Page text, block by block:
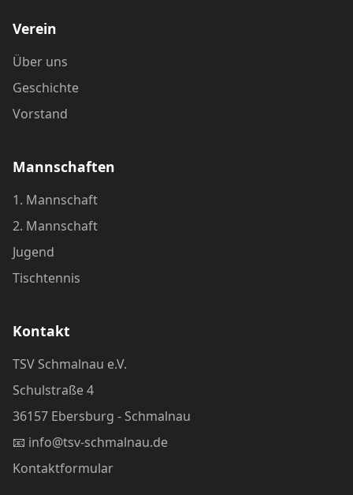
Verein
Über uns
Geschichte
Vorstand
Mannschaften
1. Mannschaft
2. Mannschaft
Jugend
Tischtennis
Kontakt
TSV Schmalnau e.V.
Schulstraße 4
36157 Ebersburg - Schmalnau
📧 info@tsv-schmalnau.de
Kontaktformular